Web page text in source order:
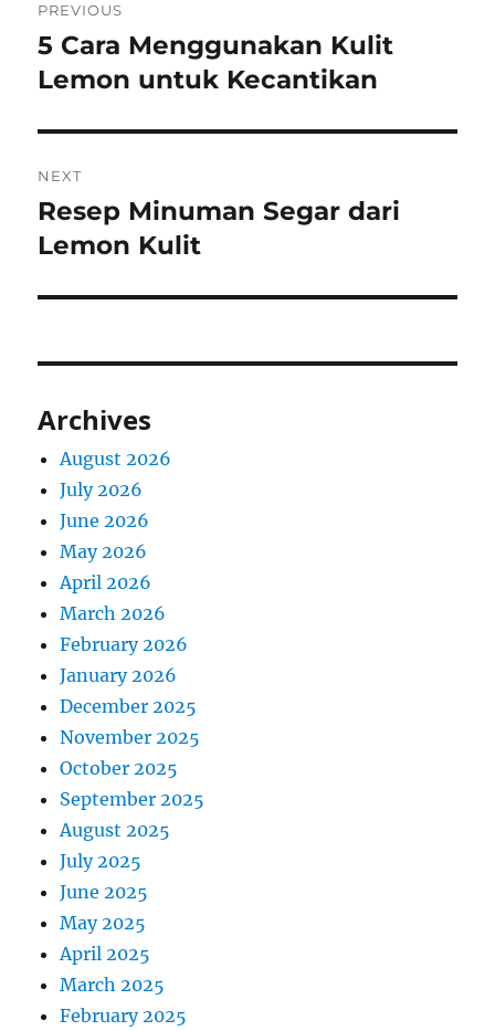
navigation
PREVIOUS
Previous
post:
5 Cara Menggunakan Kulit
Lemon untuk Kecantikan
NEXT
Next
post:
Resep Minuman Segar dari
Lemon Kulit
Archives
August 2026
July 2026
June 2026
May 2026
April 2026
March 2026
February 2026
January 2026
December 2025
November 2025
October 2025
September 2025
August 2025
July 2025
June 2025
May 2025
April 2025
March 2025
February 2025